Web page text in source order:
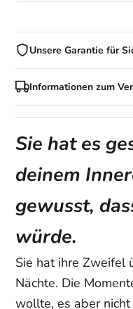
Unsere Garantie für
Sie haben ein 30-
Ausnahme von
kostenlos.
wir Ihnen bei jeder
Informationen zum
Versandzeiten:
Hinweis: Bei
Armband mit
Bearbeitungszeit um
individuell für Sie
USA: 5–12 Werktage
Großbritannien: 5–9
Kanada: 5–15
Europa: 4–15
Sie hat es
deinem
gewusst,
würde.
Sie hat ihre Zweifel
Nächte. Die
wollte, es aber nicht